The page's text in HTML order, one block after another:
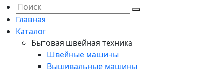
Главная
Каталог
Бытовая швейная техника
Швейные машины
Вышивальные машины